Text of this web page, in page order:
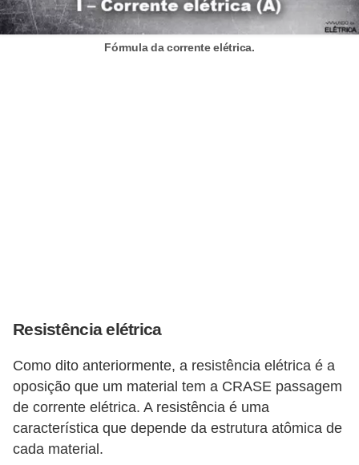
Fórmula da corrente elétrica.
Resistência elétrica
Como dito anteriormente, a resistência elétrica é a
oposição que um material tem a CRASE passagem
de corrente elétrica. A resistência é uma
característica que depende da estrutura atômica de
cada material.
l
e
t
ó
r
i
a
s